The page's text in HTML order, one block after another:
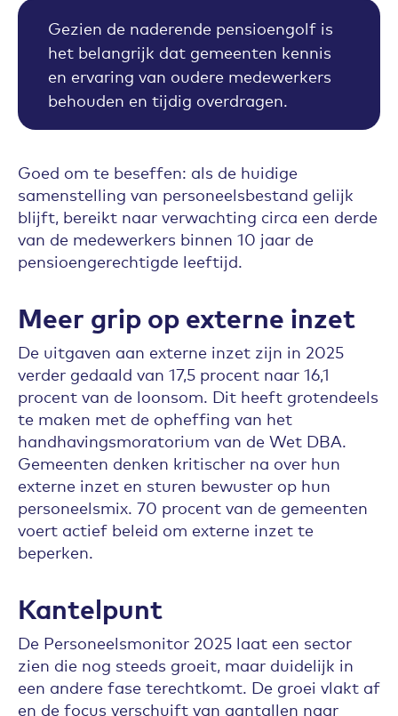
Gezien de naderende pensioengolf is
het belangrijk dat gemeenten kennis
en ervaring van oudere medewerkers
behouden en tijdig overdragen.
Goed om te beseffen: als de huidige
samenstelling van personeelsbestand gelijk
blijft, bereikt naar verwachting circa een derde
van de medewerkers binnen 10 jaar de
pensioengerechtigde leeftijd.
Meer grip op externe inzet
De uitgaven aan externe inzet zijn in 2025
verder gedaald van 17,5 procent naar 16,1
procent van de loonsom. Dit heeft grotendeels
te maken met de opheffing van het
handhavingsmoratorium van de Wet DBA.
Gemeenten denken kritischer na over hun
externe inzet en sturen bewuster op hun
personeelsmix. 70 procent van de gemeenten
voert actief beleid om externe inzet te
beperken.
Kantelpunt
De Personeelsmonitor 2025 laat een sector
zien die nog steeds groeit, maar duidelijk in
een andere fase terechtkomt. De groei vlakt af
en de focus verschuift van aantallen naar